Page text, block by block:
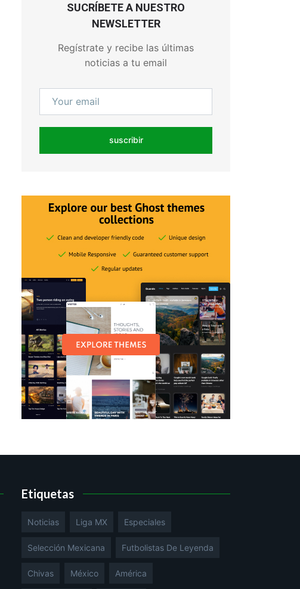
SUCRÍBETE A NUESTRO
NEWSLETTER
Regístrate y recibe las últimas
noticias a tu email
suscribir
Etiquetas
Noticias Liga MX Especiales
Selección Mexicana Futbolistas De Leyenda
Chivas México América